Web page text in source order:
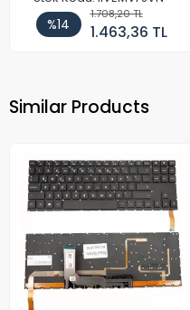
%14
1.708,20 TL
1.463,36 TL
Similar Products